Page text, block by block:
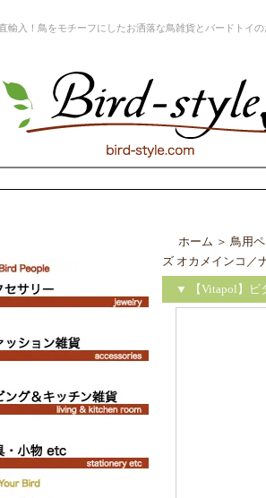
輸入！鳥をモチーフにしたお洒落な鳥雑貨とバードトイの
ホーム ＞ 鳥用
ズ オカメインコ／
▼ 【Vitapol】ビ